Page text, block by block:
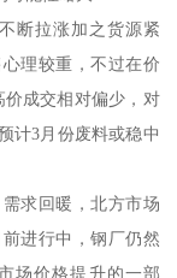
断拉涨加之货源紧
理较重，不过在价
价成交相对偏少，对
计3月份废料或稳中
求回暖，北方市场
进行中，钢厂仍然
场价格提升的一部